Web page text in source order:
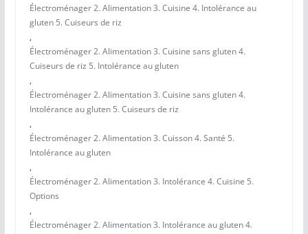
Électroménager 2. Alimentation 3. Cuisine 4. Intolérance au
gluten 5. Cuiseurs de riz
,
Électroménager 2. Alimentation 3. Cuisine sans gluten 4.
Cuiseurs de riz 5. Intolérance au gluten
,
Électroménager 2. Alimentation 3. Cuisine sans gluten 4.
Intolérance au gluten 5. Cuiseurs de riz
,
Électroménager 2. Alimentation 3. Cuisson 4. Santé 5.
Intolérance au gluten
,
Électroménager 2. Alimentation 3. Intolérance 4. Cuisine 5.
Options
,
Électroménager 2. Alimentation 3. Intolérance au gluten 4.